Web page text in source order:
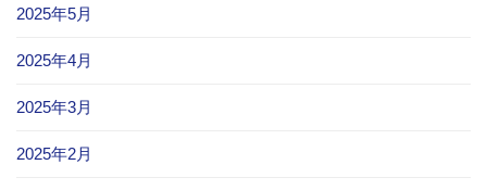
2025年5月
2025年4月
2025年3月
2025年2月